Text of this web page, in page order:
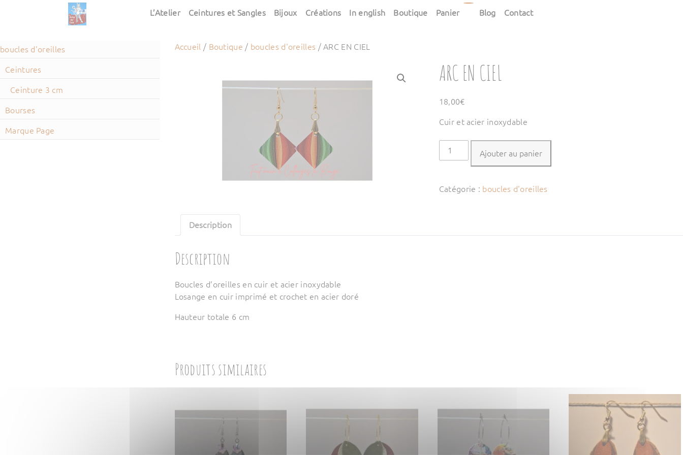
L’Atelier Ceintures et Sangles Bijoux Créations In english Boutique Panier Blog Contact
boucles d'oreilles
Ceintures
Ceinture 3 cm
Bourses
Marque Page
Accueil / Boutique / boucles d'oreilles / ARC EN CIEL
ARC EN CIEL
18,00€
Cuir et acier inoxydable
quantité
de
CIEL
Ajouter au panier
Catégorie : boucles d'oreilles
Description
Description
Boucles d’oreilles en cuir et acier inoxydable
Losange en cuir imprimé et crochet en acier doré
Hauteur totale 6 cm
Produits similaires